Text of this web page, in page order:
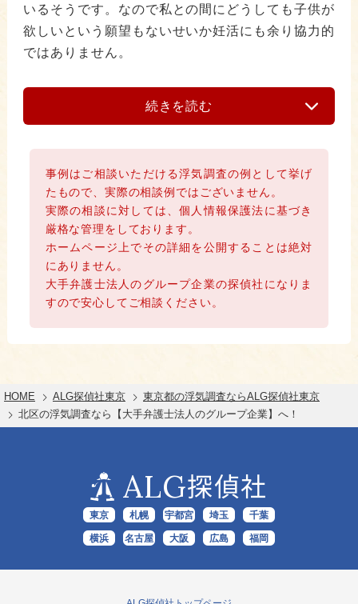
いるそうです。なので私との間にどうしても子供が
欲しいという願望もないせいか妊活にも余り協力的
ではありません。
続きを読む
事例はご相談いただける浮気調査の例として挙げ
たもので、実際の相談例ではございません。
実際の相談に対しては、個人情報保護法に基づき
厳格な管理をしております。
ホームページ上でその詳細を公開することは絶対
にありません。
大手弁護士法人のグループ企業の探偵社になりま
すので安心してご相談ください。
HOME ALG探偵社東京
東京都の浮気調査ならALG探偵社東京
北区の浮気調査なら【大手弁護士法人のグループ企業】へ！
ALG探偵社
東京 札幌 宇都宮 埼玉 千葉
横浜 名古屋 大阪 広島 福岡